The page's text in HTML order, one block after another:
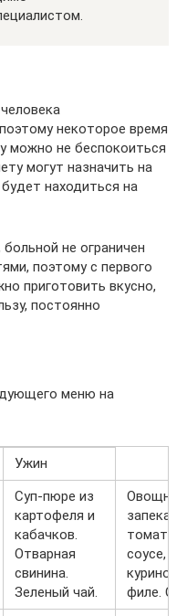
некоторое время
можно не беспокоиться
могут назначить на
находиться на
не ограничен
поэтому с первого
приготовить вкусно,
постоянно
меню на
Ужин
Суп-пюре из
картофеля и
кабачков.
Отварная
свинина.
Зеленый чай.
Овощная
соусе,
куриное
филе.